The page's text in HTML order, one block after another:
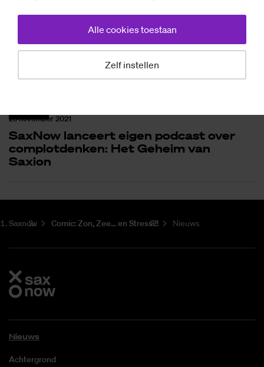
Zelf instellen
Alle cookies toestaan
Aflevering twee Het Geheim van Saxion
online: Het Complot
25 november 2021
SaxNow lanceert eigen podcast over
complotdenken: Het Geheim van
Saxion
Saxnow Co­mic: Zon, Zee... en Stress?! Nieuws
Nieuws
Achtergrond